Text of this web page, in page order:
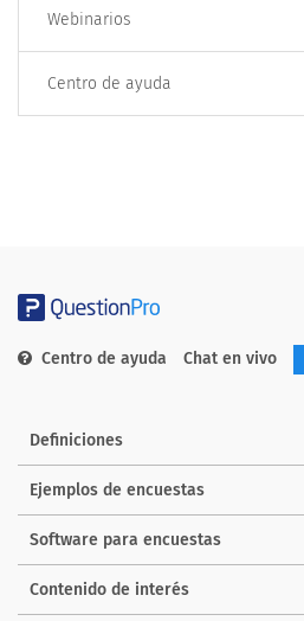
Webinarios
Centro de ayuda
Centro de ayuda Chat en vivo
Definiciones
Ejemplos de encuestas
Software para encuestas
Contenido de interés